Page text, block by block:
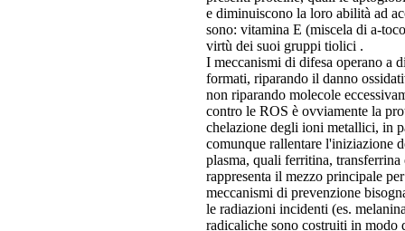
e diminuiscono la loro abilità ad
sono: vitamina E (miscela di a-
virtù dei suoi gruppi tiolici .
I meccanismi di difesa operano a
formati, riparando il danno
non riparando molecole
contro le ROS è ovviamente la
chelazione degli ioni metallici, in
comunque rallentare l'iniziazione
plasma, quali ferritina,
rappresenta il mezzo principale
meccanismi di prevenzione
le radiazioni incidenti (es.
radicaliche sono costruiti in modo